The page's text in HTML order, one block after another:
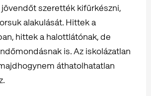
szerették kifürkészni,
alakulását. Hittek a
hittek a halottlátónak, de
is. Az iskolázatlan
áthatolhatatlan